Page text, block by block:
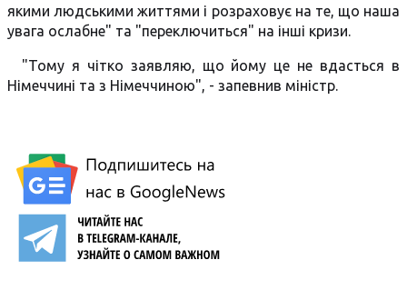
якими людськими життями і розраховує на те, що наша
увага ослабне" та "переключиться" на інші кризи.
"Тому я чітко заявляю, що йому це не вдасться в
Німеччині та з Німеччиною", - запевнив міністр.